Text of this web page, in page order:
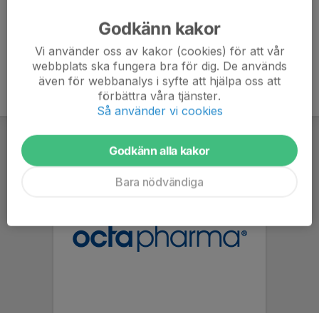
Godkänn kakor
Vi använder oss av kakor (cookies) för att vår
webbplats ska fungera bra för dig. De används
även för webbanalys i syfte att hjälpa oss att
förbättra våra tjänster.
Så använder vi cookies
Godkänn alla kakor
Bara nödvändiga